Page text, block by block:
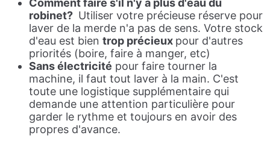
Comment faire s'il n'y a plus d'eau du
robinet? Utiliser votre précieuse réserve pour
laver de la merde n'a pas de sens. Votre stock
d'eau est bien trop précieux pour d'autres
priorités (boire, faire à manger, etc)
Sans électricité pour faire tourner la
machine, il faut tout laver à la main. C'est
toute une logistique supplémentaire qui
demande une attention particulière pour
garder le rythme et toujours en avoir des
propres d'avance.